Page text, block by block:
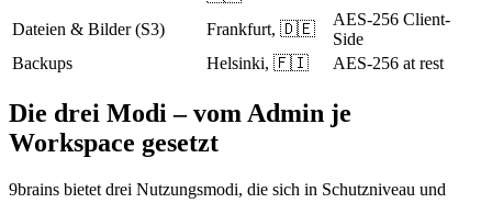
Dateien & Bilder (S3) Frankfurt, 🇩🇪
AES-256 Client-
Side
Backups
Helsinki, 🇫🇮 AES-256 at rest
Die drei Modi – vom Admin je
Workspace gesetzt
9brains bietet drei Nutzungsmodi, die sich in Schutzniveau und